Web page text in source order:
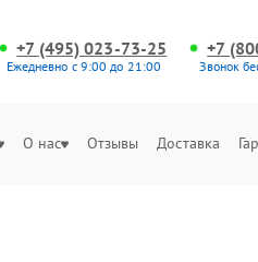
+7 (495) 023-73-25
Ежедневно с 9:00 до 21:00
+7
Звонок
О нас Отзывы Доставка